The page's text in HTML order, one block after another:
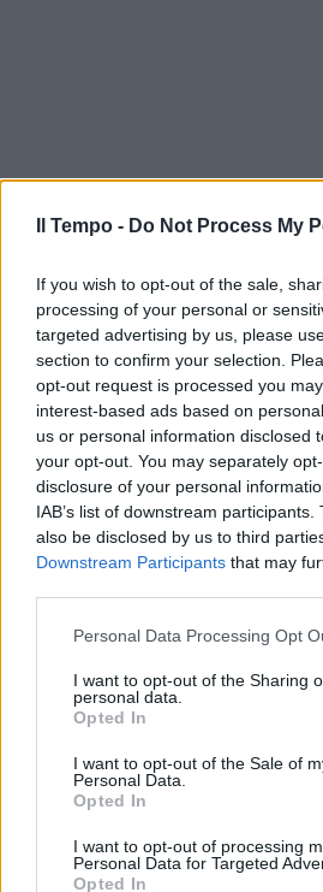
Il Tempo - Do Not Process My
If you wish to opt-out of the sale,
processing of your personal or
targeted advertising by us, please
section to confirm your selection.
opt-out request is processed you
interest-based ads based on
us or personal information disclosed
your opt-out. You may separately
disclosure of your personal
IAB’s list of downstream
also be disclosed by us to third
Downstream Participants that may
Personal Data Processing Opt
I want to opt-out of the Sharing
personal data.
Opted In
I want to opt-out of the Sale of
Personal Data.
Opted In
I want to opt-out of processing
Personal Data for Targeted
Opted In